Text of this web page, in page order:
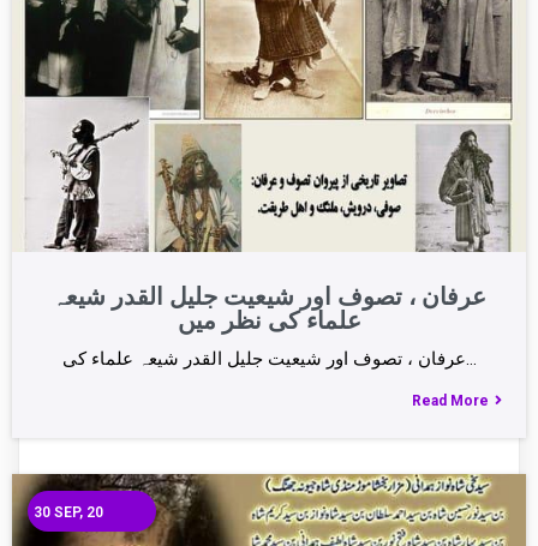
عرفان ، تصوف اور شیعیت جلیل القدر شیعہ
علماء کی نظر میں
عرفان ، تصوف اور شیعیت جلیل القدر شیعہ علماء کی…
Read More
30 SEP, 20